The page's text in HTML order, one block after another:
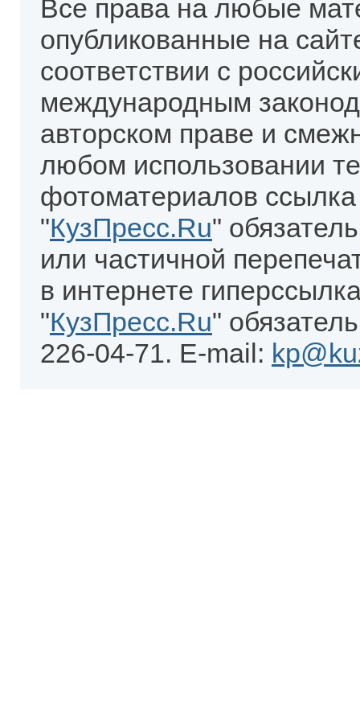
Все права на любые
опубликованные на
соответствии с
международным
авторском праве и
любом использовании
фотоматериалов
"КузПресс.Ru"
или частичной
в интернете
"КузПресс.Ru"
226-04-71. E-mail: